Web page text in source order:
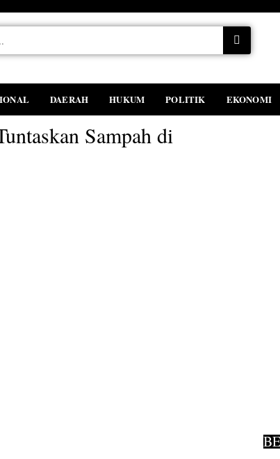
DAERAH HUKUM POLITIK EKONOMI
Sampah di